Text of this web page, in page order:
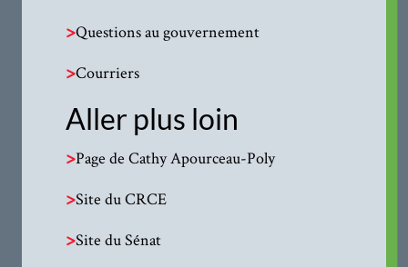
>Questions au gouvernement
>Courriers
Aller plus loin
>Page de Cathy Apourceau-Poly
>Site du CRCE
>Site du Sénat